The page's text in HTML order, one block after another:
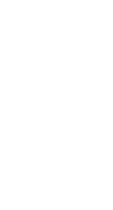
رضا
دو
برای